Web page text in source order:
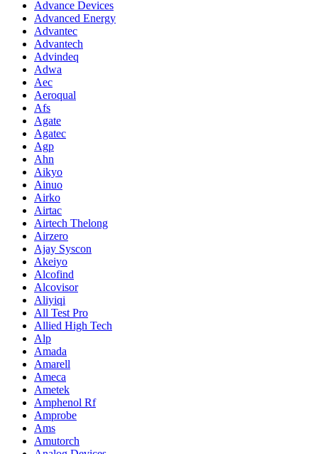
Advance Devices
Advanced Energy
Advantec
Advantech
Advindeq
Adwa
Aec
Aeroqual
Afs
Agate
Agatec
Agp
Ahn
Aikyo
Ainuo
Airko
Airtac
Airtech Thelong
Airzero
Ajay Syscon
Akeiyo
Alcofind
Alcovisor
Aliyiqi
All Test Pro
Allied High Tech
Alp
Amada
Amarell
Ameca
Ametek
Amphenol Rf
Amprobe
Ams
Amutorch